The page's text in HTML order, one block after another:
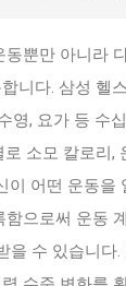
뿐만 아니라
니다. 삼성 헬
영, 요가 등 수
소모 칼로리,
이 어떤 운동을
으로써 운동
을 수 있습니다.